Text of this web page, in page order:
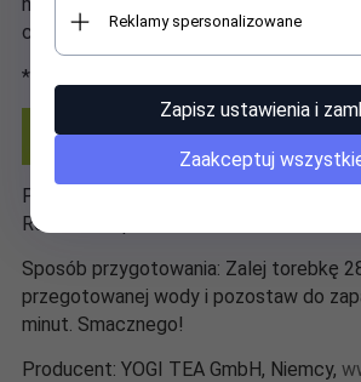
herbata*(20%), imbir*(9%),
czarny pieprz*, olejek cynamonowy*.
*z upraw ekologicznych
PL-EKO-04
Rolnictwo spoza UE
Sposób przygotowania: Zalej torebkę
przegotowanej wody i pozostaw do
minut. Smacznego!
Producent: YOGI TEA GmbH, Niemcy,
Reklamy spersonalizowane
Zapisz ustawienia i
Zaakceptuj